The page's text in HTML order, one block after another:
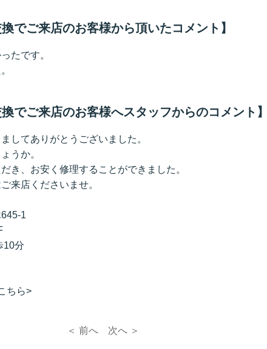
でご来店のお客様から頂いたコメント】
たです。
でご来店のお客様へスタッフからのコメント】
してありがとうございました。
うか。
き、お安く修理することができました。
来店くださいませ。
1
10分
ちら>
＜ 前へ 次へ ＞